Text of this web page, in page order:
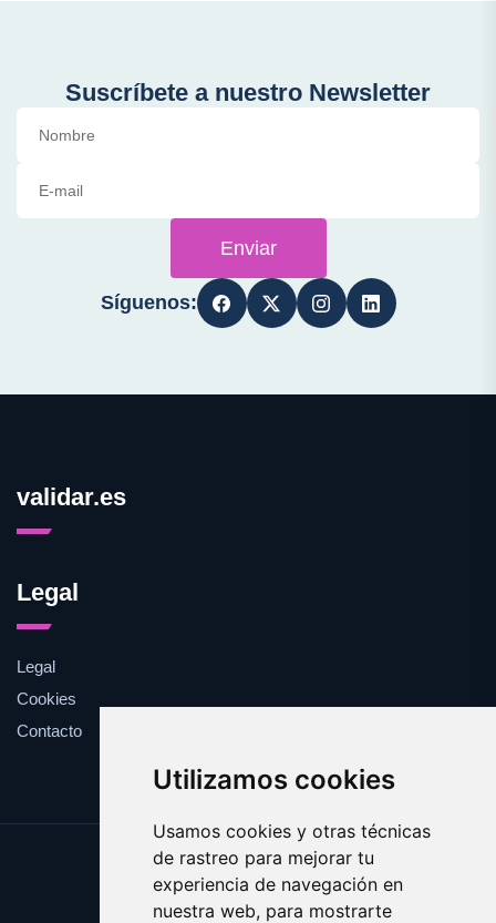
Utilizamos cookies
Usamos cookies y otras técnicas
de rastreo para mejorar tu
experiencia de navegación en
nuestra web, para mostrarte
Suscríbete a nuestro Newsletter
Enviar
Síguenos:
validar.es
Legal
Legal
Cookies
Contacto
Update cookies preferences
Copyright © 2025 validar.es